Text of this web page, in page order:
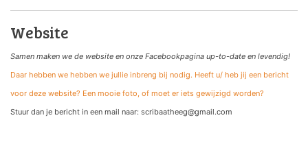
Website
Samen maken we de website en onze Facebookpagina up-to-date en levendig!
Daar hebben we hebben we jullie inbreng bij nodig. Heeft u/ heb jij een bericht
voor deze website? Een mooie foto, of moet er iets gewijzigd worden?
Stuur dan je bericht in een mail naar: scribaatheeg@gmail.com